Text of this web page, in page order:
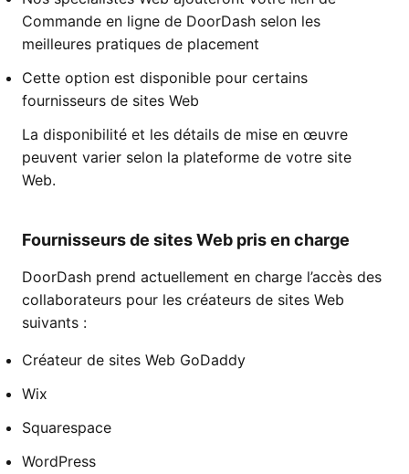
Commande en ligne de DoorDash selon les
meilleures pratiques de placement
Cette option est disponible pour certains
fournisseurs de sites Web
La disponibilité et les détails de mise en œuvre
peuvent varier selon la plateforme de votre site
Web.
Fournisseurs de sites Web pris en charge
DoorDash prend actuellement en charge l’accès des
collaborateurs pour les créateurs de sites Web
suivants :
Créateur de sites Web GoDaddy
Wix
Squarespace
WordPress